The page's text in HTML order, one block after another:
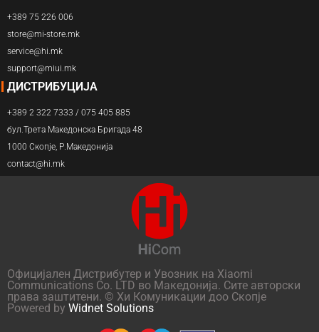
+389 75 226 006
store@mi-store.mk
service@hi.mk
support@miui.mk
ДИСТРИБУЦИЈА
+389 2 322 7333 / 075 405 885
бул.Трета Македонска Бригада 48
1000 Скопје, Р.Македонија
contact@hi.mk
Официјален Дистрибутер и Увозник на Xiaomi
Communications Co. LTD во Македонија. Сите авторски
права заштитени. © Хи Комуникации доо Скопје
Powered by Widnet Solutions